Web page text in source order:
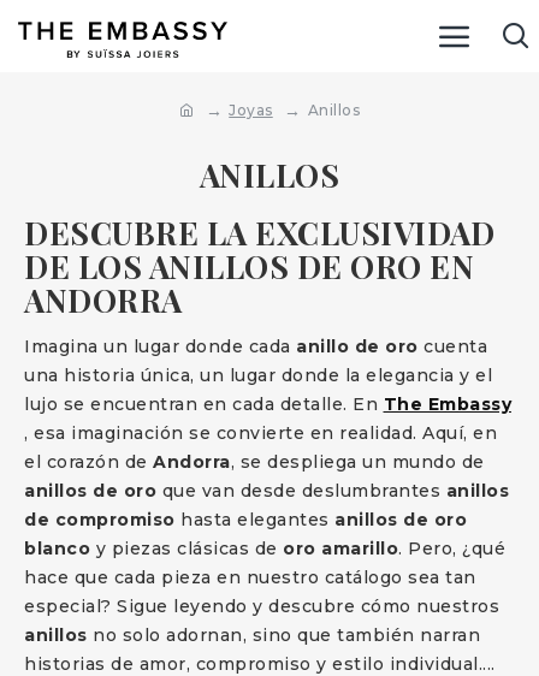
Joyas Anillos
ANILLOS
DESCUBRE LA EXCLUSIVIDAD
DE LOS ANILLOS DE ORO EN
ANDORRA
Imagina un lugar donde cada anillo de oro cuenta
una historia única, un lugar donde la elegancia y el
lujo se encuentran en cada detalle. En The Embassy
, esa imaginación se convierte en realidad. Aquí, en
el corazón de Andorra, se despliega un mundo de
anillos de oro que van desde deslumbrantes anillos
de compromiso hasta elegantes anillos de oro
blanco y piezas clásicas de oro amarillo. Pero, ¿qué
hace que cada pieza en nuestro catálogo sea tan
especial? Sigue leyendo y descubre cómo nuestros
anillos no solo adornan, sino que también narran
historias de amor, compromiso y estilo individual....